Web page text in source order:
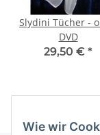
Wie wir
Slydini Tücher -
DVD
29,50 € *